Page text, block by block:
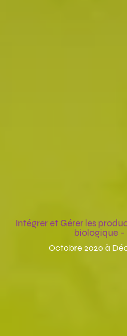
Intégrer et Gérer les
biologique -
Octobre 2020 à